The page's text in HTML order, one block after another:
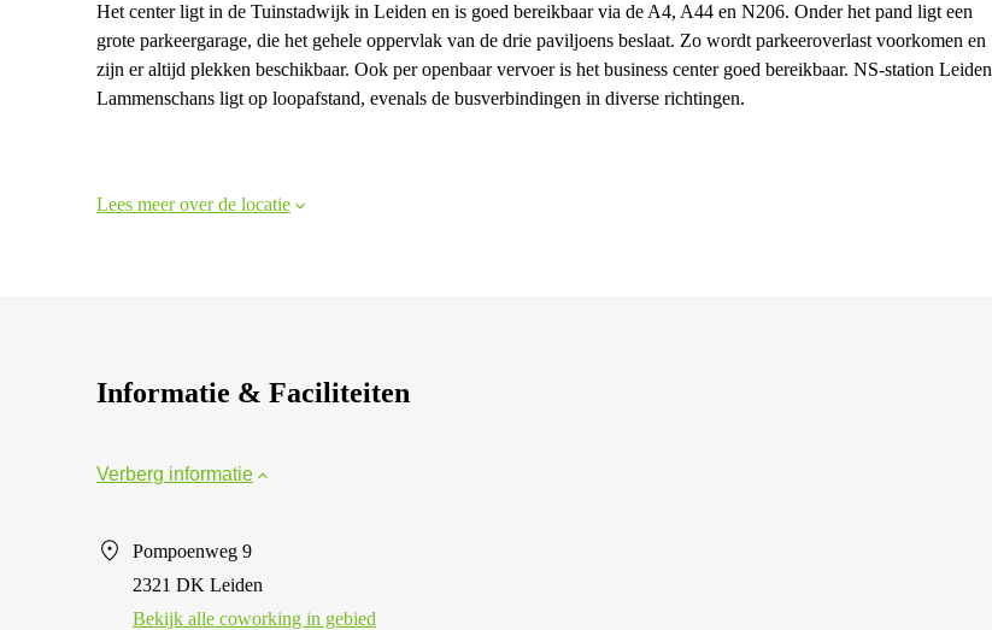
Het center ligt in de Tuinstadwijk in Leiden en is goed bereikbaar via de A4, A44 en N206. Onder het pand ligt een
grote parkeergarage, die het gehele oppervlak van de drie paviljoens beslaat. Zo wordt parkeeroverlast voorkomen en
zijn er altijd plekken beschikbaar. Ook per openbaar vervoer is het business center goed bereikbaar. NS-station Leiden
Lammenschans ligt op loopafstand, evenals de busverbindingen in diverse richtingen.
Lees meer over de locatie
Informatie & Faciliteiten
Verberg informatie
Pompoenweg 9
2321 DK Leiden
Bekijk alle сoworking in gebied